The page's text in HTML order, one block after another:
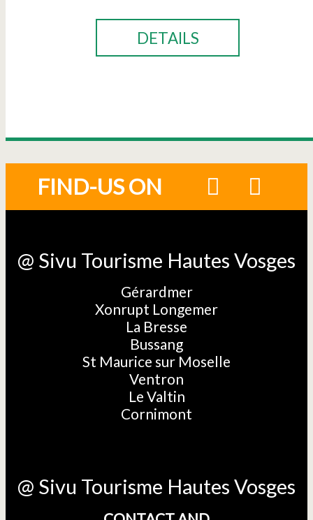
DETAILS
FIND-US ON
@ Sivu Tourisme Hautes Vosges
Gérardmer
Xonrupt Longemer
La Bresse
Bussang
St Maurice sur Moselle
Ventron
Le Valtin
Cornimont
@ Sivu Tourisme Hautes Vosges